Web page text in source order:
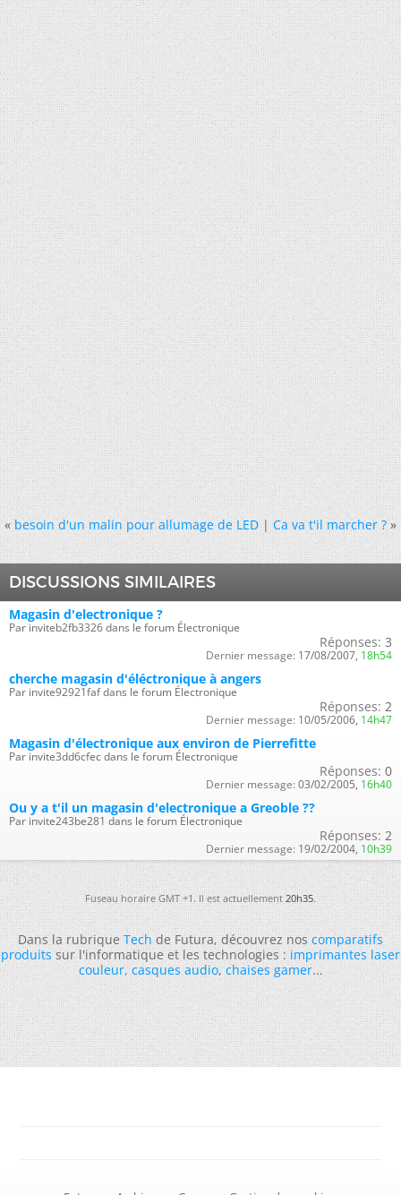
« besoin d'un malin pour allumage de LED|Ca va t'il marcher ? »
DISCUSSIONS SIMILAIRES
Magasin d'electronique ?
Par inviteb2fb3326 dans le forum Électronique
Réponses: 3
Dernier message: 17/08/2007, 18h54
cherche magasin d'éléctronique à angers
Par invite92921faf dans le forum Électronique
Réponses: 2
Dernier message: 10/05/2006, 14h47
Magasin d'électronique aux environ de Pierrefitte
Par invite3dd6cfec dans le forum Électronique
Réponses: 0
Dernier message: 03/02/2005, 16h40
Ou y a t'il un magasin d'electronique a Greoble ??
Par invite243be281 dans le forum Électronique
Réponses: 2
Dernier message: 19/02/2004, 10h39
Fuseau horaire GMT +1. Il est actuellement 20h35.
Dans la rubriqueTechde Futura, découvrez noscomparatifs
produitssur l'informatique et les technologies :imprimantes laser
couleur,casques audio,chaises gamer...